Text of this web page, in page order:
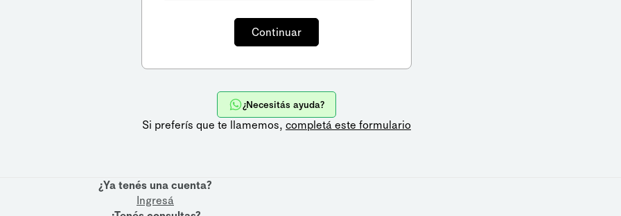
¿Necesitás ayuda?
Si preferís que te llamemos, completá este formulario
¿Ya tenés una cuenta?
Ingresá